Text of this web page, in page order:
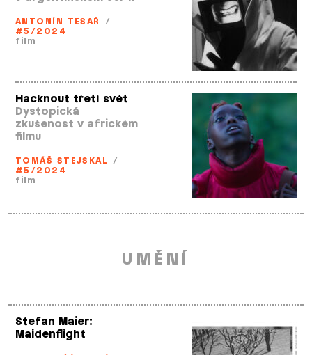
ANTONÍN TESAŘ
/
#5/2024
film
Hacknout třetí svět
Dystopická
zkušenost v africkém
filmu
TOMÁŠ STEJSKAL /
#5/2024
film
UMĚNÍ
Stefan Maier:
Maidenflight